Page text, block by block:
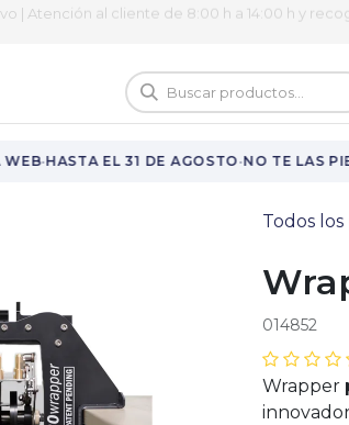
| Atención al cliente de 8:00 h a 14:00 h y
Vuelta al cole
·HASTA EL 31 DE AGOSTO·NO TE LAS
Todos
014852
Wrapper